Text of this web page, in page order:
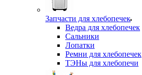
Запчасти для хлебопечек
Ведра для хлебопечек
Сальники
Лопатки
Ремни для хлебопечек
ТЭНы для хлебопечи